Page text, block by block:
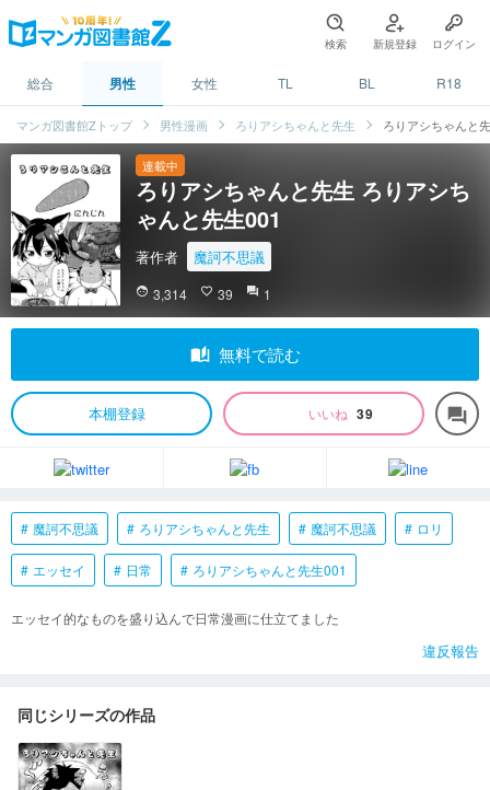
検索 新規登録 ログイン
総合 男性 女性 TL BL R18
マンガ図書館Zトップ 男性漫画 ろりアシちゃんと先生 ろりアシちゃんと
連載中
ろりアシちゃんと先生 ろりアシち
ゃんと先生001
著作者 魔訶不思議
face 3,314 favorite_border 39 question_answer 1
auto_stories 無料で読む
本棚登録 いいね 39 forum
魔訶不思議 ろりアシちゃんと先生 魔訶不思議 ロリ
エッセイ 日常 ろりアシちゃんと先生001
エッセイ的なものを盛り込んで日常漫画に仕立てました
違反報告
同じシリーズの作品